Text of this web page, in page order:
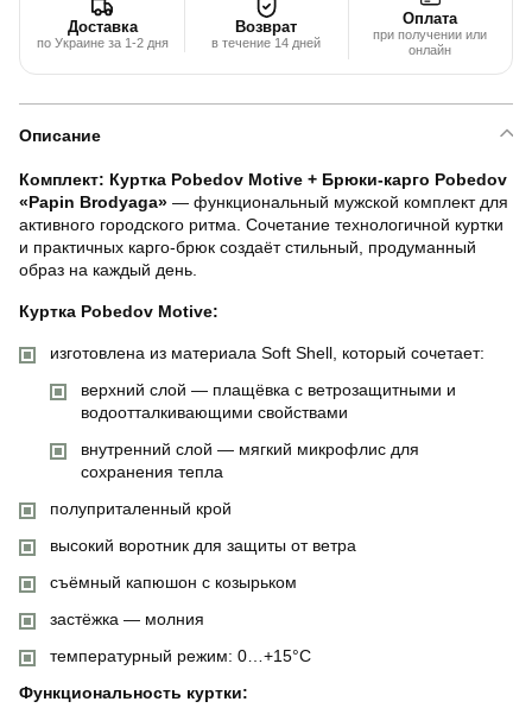
Доставка
по Украине за 1-2 дня
Возврат
в течение 14 дней
Оплата
при получении или
онлайн
Описание
Комплект: Куртка Pobedov Motive + Брюки-карго Pobedov
«Papin Brodyaga» — функциональный мужской комплект для
активного городского ритма. Сочетание технологичной куртки
и практичных карго-брюк создаёт стильный, продуманный
образ на каждый день.
Куртка Pobedov Motive:
изготовлена из материала Soft Shell, который сочетает:
верхний слой — плащёвка с ветрозащитными и
водоотталкивающими свойствами
внутренний слой — мягкий микрофлис для
сохранения тепла
полуприталенный крой
высокий воротник для защиты от ветра
съёмный капюшон с козырьком
застёжка — молния
температурный режим: 0…+15°C
Функциональность куртки: